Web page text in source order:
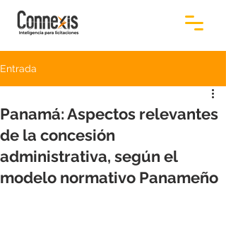
Entrada
Panamá: Aspectos relevantes
de la concesión
administrativa, según el
modelo normativo Panameño